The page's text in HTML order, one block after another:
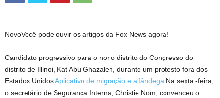
NovoVocê pode ouvir os artigos da Fox News agora!
Candidato progressivo para o nono distrito do Congresso do
distrito de Illinoi, Kat Abu Ghazaleh, durante um protesto fora dos
Estados UnidosAplicativo de migração e alfândega Na sexta -feira,
o secretário de Segurança Interna, Christie Nom, convenceu o